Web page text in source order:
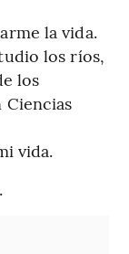
la vida.
los ríos,
los
Ciencias
vida.